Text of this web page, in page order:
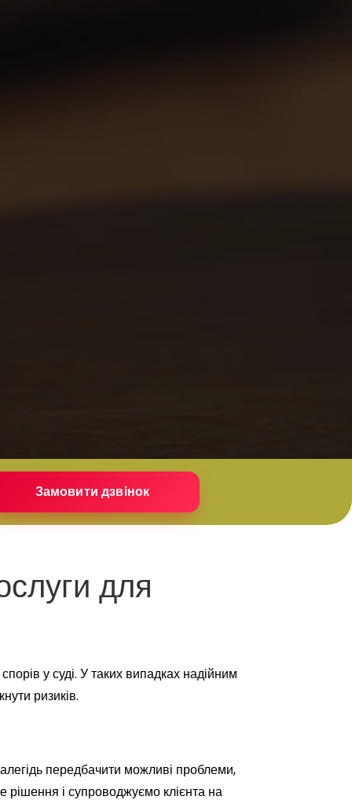
для
у суді. У таких випадках надійним
ризиків.
передбачити можливі проблеми,
і супроводжуємо клієнта на